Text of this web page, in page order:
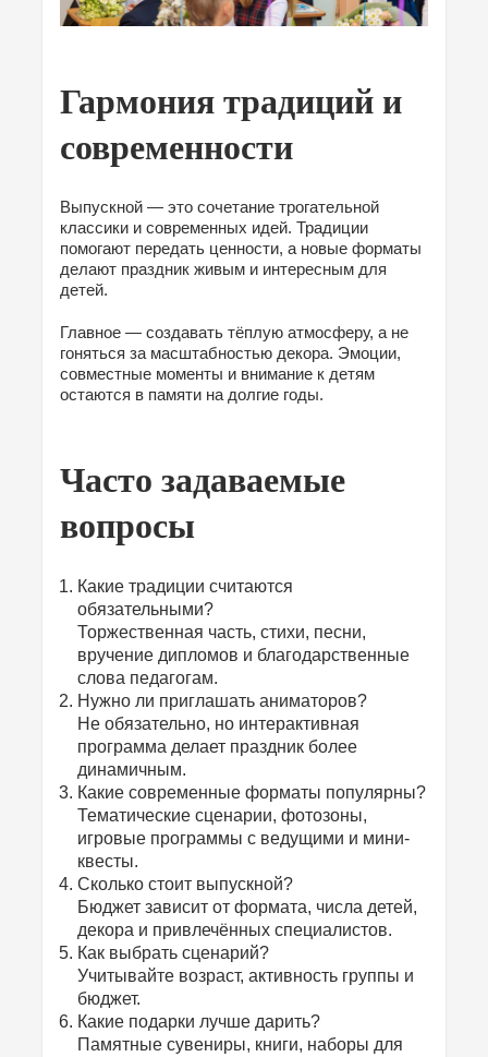
Гармония традиций и
современности
Выпускной — это сочетание трогательной
классики и современных идей. Традиции
помогают передать ценности, а новые форматы
делают праздник живым и интересным для
детей.
Главное — создавать тёплую атмосферу, а не
гоняться за масштабностью декора. Эмоции,
совместные моменты и внимание к детям
остаются в памяти на долгие годы.
Часто задаваемые
вопросы
Какие традиции считаются
обязательными?
Торжественная часть, стихи, песни,
вручение дипломов и благодарственные
слова педагогам.
Нужно ли приглашать аниматоров?
Не обязательно, но интерактивная
программа делает праздник более
динамичным.
Какие современные форматы популярны?
Тематические сценарии, фотозоны,
игровые программы с ведущими и мини-
квесты.
Сколько стоит выпускной?
Бюджет зависит от формата, числа детей,
декора и привлечённых специалистов.
Как выбрать сценарий?
Учитывайте возраст, активность группы и
бюджет.
Какие подарки лучше дарить?
Памятные сувениры, книги, наборы для